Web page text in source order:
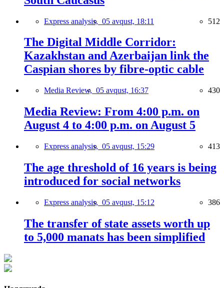
Express analysis, 05 avqust, 18:11 512
The Digital Middle Corridor:
Kazakhstan and Azerbaijan link the
Caspian shores by fibre-optic cable
Media Review, 05 avqust, 16:37 430
Media Review: From 4:00 p.m. on
August 4 to 4:00 p.m. on August 5
Express analysis, 05 avqust, 15:29 413
The age threshold of 16 years is being
introduced for social networks
Express analysis, 05 avqust, 15:12 386
The transfer of state assets worth up
to 5,000 manats has been simplified